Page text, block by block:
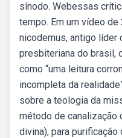
sínodo. Webessas
tempo. Em um vídeo
nicodemus, antigo líder
presbiteriana do brasil,
como “uma leitura
incompleta da
sobre a teologia da
método de canalização
divina), para